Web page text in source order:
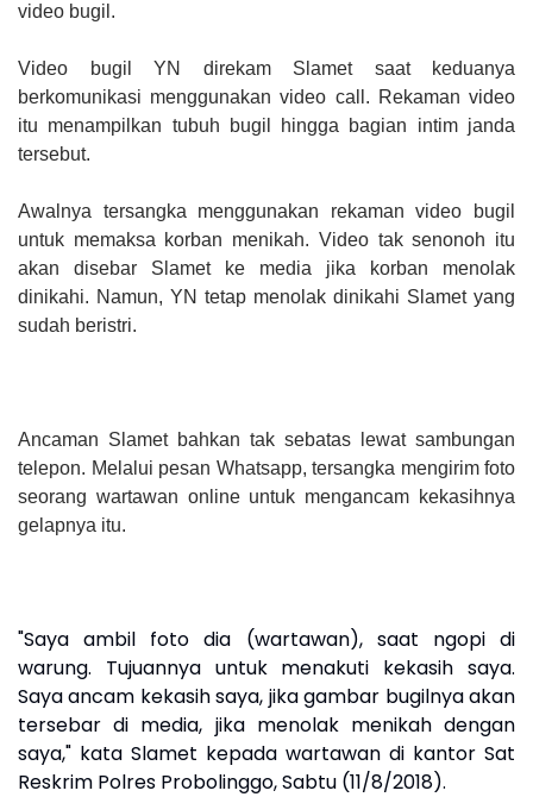
video bugil.
Video bugil YN direkam Slamet saat keduanya
berkomunikasi menggunakan video call. Rekaman video
itu menampilkan tubuh bugil hingga bagian intim janda
tersebut.
Awalnya tersangka menggunakan rekaman video bugil
untuk memaksa korban menikah. Video tak senonoh itu
akan disebar Slamet ke media jika korban menolak
dinikahi. Namun, YN tetap menolak dinikahi Slamet yang
sudah beristri.
Ancaman Slamet bahkan tak sebatas lewat sambungan
telepon. Melalui pesan Whatsapp, tersangka mengirim foto
seorang wartawan online untuk mengancam kekasihnya
gelapnya itu.
"Saya ambil foto dia (wartawan), saat ngopi di
warung. Tujuannya untuk menakuti kekasih saya.
Saya ancam kekasih saya, jika gambar bugilnya akan
tersebar di media, jika menolak menikah dengan
saya," kata Slamet kepada wartawan di kantor Sat
Reskrim Polres Probolinggo, Sabtu (11/8/2018).